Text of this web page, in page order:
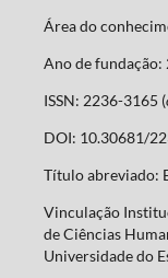
Área do
Ano de fundação:
ISSN: 2236-3165 (
DOI: 10.30681/
Título abreviado:
Vinculação
de Ciências
Universidade do